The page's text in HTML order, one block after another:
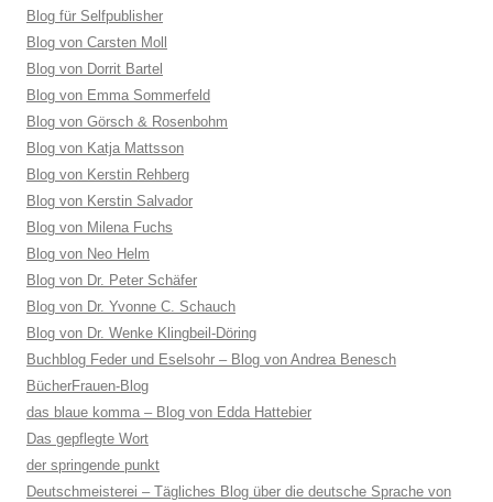
Blog für Selfpublisher
Blog von Carsten Moll
Blog von Dorrit Bartel
Blog von Emma Sommerfeld
Blog von Görsch & Rosenbohm
Blog von Katja Mattsson
Blog von Kerstin Rehberg
Blog von Kerstin Salvador
Blog von Milena Fuchs
Blog von Neo Helm
Blog von Dr. Peter Schäfer
Blog von Dr. Yvonne C. Schauch
Blog von Dr. Wenke Klingbeil-Döring
Buchblog Feder und Eselsohr – Blog von Andrea Benesch
BücherFrauen-Blog
das blaue komma – Blog von Edda Hattebier
Das gepflegte Wort
der springende punkt
Deutschmeisterei – Tägliches Blog über die deutsche Sprache von